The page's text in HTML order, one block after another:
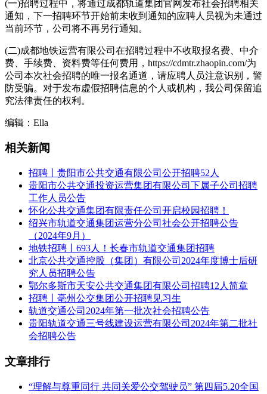
(一)招聘过程中，将通过成都轨道集团官网发布社会招聘相关
通知，下一招聘环节开始前未收到通知的应聘人员视为未通过
当前环节，公司将不再另行通知。
(二)成都地铁运营有限公司在招聘过程中不收取报名费、中介
费、手续费、资料费等任何费用，https://cdmtr.zhaopin.com/为
公司本次社会招聘的唯一报名通道，请应聘人员注意识别，警
防受骗。对于发布虚假招聘信息的个人或机构，我公司保留追
究法律责任的权利。
编辑：Ella
相关新闻
招聘丨贵阳市公共交通有限公司公开招聘52人
贵阳市公共交通投资运营集团有限公司下属子公司招聘
工作人员公告
怀化公共交通集团有限责任公司开启校园招聘！
绍兴市轨道交通集团运营分公司社会公开招聘公告
（2024年9月）
地铁招聘丨693人！长春市轨道交通集团招聘
北京公共交通控股（集团）有限公司2024年度博士后研
究人员招聘公告
鄂尔多斯市天安公共交通集团有限公司招聘12人简章
招聘丨亳州公交集团公开招聘见习生
轨道交通公司2024年第一批次社会招聘公告
贵阳轨道交通三号线建设运营有限公司2024年第二批社
会招聘公告
文章排行
“理解与尊重同行 共同关爱公交驾驶员” 第四届5.20全国